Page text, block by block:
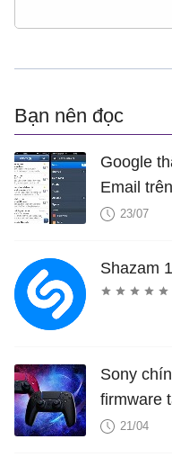
Bạn nên đọc
Google
Email
23/07
Shazam
Sony
firmware
Windows
21/04